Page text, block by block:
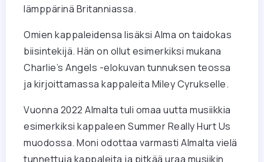
lämppärinä Britanniassa.
Omien kappaleidensa lisäksi Alma on taidokas
biisintekijä. Hän on ollut esimerkiksi mukana
Charlie’s Angels -elokuvan tunnuksen teossa
ja kirjoittamassa kappaleita Miley Cyrukselle.
Vuonna 2022 Almalta tuli omaa uutta musiikkia
esimerkiksi kappaleen Summer Really Hurt Us
muodossa. Moni odottaa varmasti Almalta vielä
tunnettuja kappaleita ja pitkää uraa musiikin